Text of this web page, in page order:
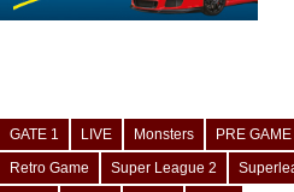
GATE 1 LIVE Monsters
PRE GAME
Retro Game
Super League 2